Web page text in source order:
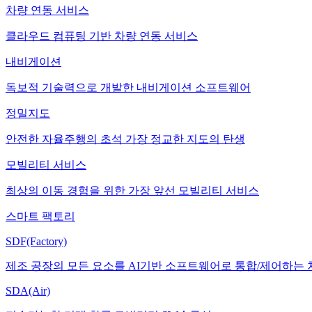
차량 연동 서비스
클라우드 컴퓨팅 기반 차량 연동 서비스
내비게이션
독보적 기술력으로 개발한 내비게이션 소프트웨어
정밀지도
안전한 자율주행의 초석 가장 정교한 지도의 탄생
모빌리티 서비스
최상의 이동 경험을 위한 가장 앞선 모빌리티 서비스
스마트 팩토리
SDF(Factory)
제조 공장의 모든 요소를 AI기반 소프트웨어로 통합/제어하는
SDA(Air)